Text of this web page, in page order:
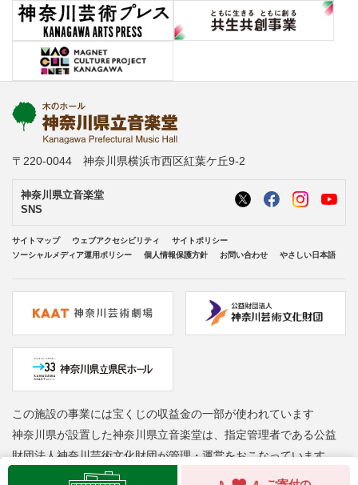
〒220-0044 神奈川県横浜市西区紅葉ケ丘9-2
神奈川県立音楽堂
SNS
サイトマップ ウェブアクセシビリティ
サイトポリシー
ソーシャルメディア運用ポリシー
個人情報保護方針 お問い合わせ やさしい日本語
この施設の事業には宝くじの収益金の一部が使われています
神奈川県が設置した神奈川県立音楽堂は、指定管理者である公益
財団法人神奈川芸術文化財団が管理・運営をおこなっています